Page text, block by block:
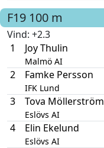
F19 100 m
Vind: +2.3
1
Joy Thulin
Malmö AI
2 Famke Persson
IFK Lund
3 Tova Möllerström
Eslövs AI
4 Elin Ekelund
Eslövs AI